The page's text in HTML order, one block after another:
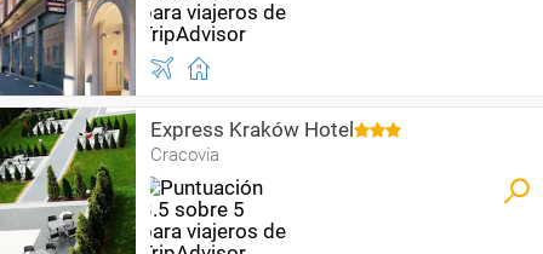
Express Kraków Hotel
Cracovia